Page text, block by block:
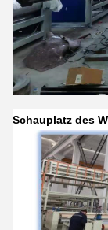
Schauplatz des